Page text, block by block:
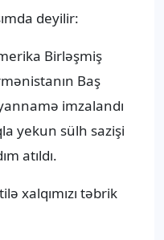
deyilir:
Birləşmiş
Baş
imzalandı
yekun sülh sazişi
atıldı.
xalqımızı təbrik